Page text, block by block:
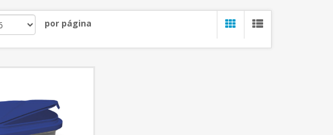
por página